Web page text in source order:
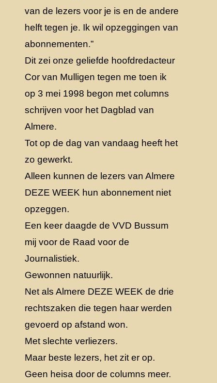
van de lezers voor je is en de andere
helft tegen je. Ik wil opzeggingen van
abonnementen.”
Dit zei onze geliefde hoofdredacteur
Cor van Mulligen tegen me toen ik
op 3 mei 1998 begon met columns
schrijven voor het Dagblad van
Almere.
Tot op de dag van vandaag heeft het
zo gewerkt.
Alleen kunnen de lezers van Almere
DEZE WEEK hun abonnement niet
opzeggen.
Een keer daagde de VVD Bussum
mij voor de Raad voor de
Journalistiek.
Gewonnen natuurlijk.
Net als Almere DEZE WEEK de drie
rechtszaken die tegen haar werden
gevoerd op afstand won.
Met slechte verliezers.
Maar beste lezers, het zit er op.
Geen heisa door de columns meer.